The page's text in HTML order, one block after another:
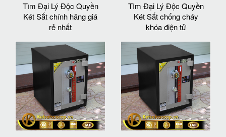
Tìm Đại Lý Độc Quyền
Két Sắt chính hãng giá
rẻ nhất
Tìm Đại Lý Độc Quyền
Két Sắt chống cháy
khóa điện tử